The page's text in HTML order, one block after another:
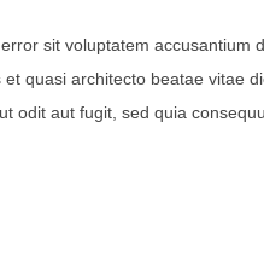
sit voluptatem accusantium
quasi architecto beatae vitae
odit aut fugit, sed quia